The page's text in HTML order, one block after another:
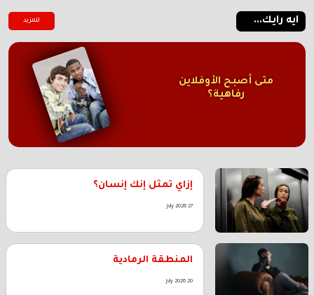
ايه رايك... للمزيد
متى أصبح الأوفلاين
رفاهية؟
إزاي تمثل إنك إنسان؟
27 July 2026
المنطقة الرمادية
20 July 2026